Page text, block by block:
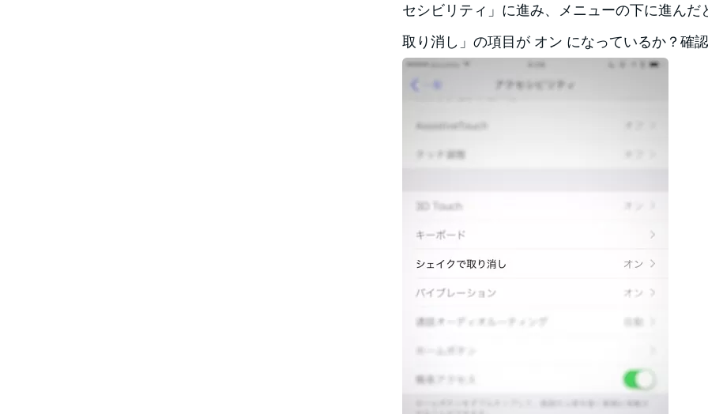
セシビリティ」に進み、メニューの下に進んだ
取り消し」の項目が オン になっているか？確